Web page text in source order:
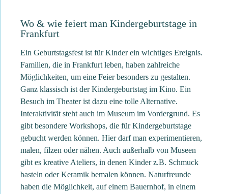
Wo & wie feiert man Kindergeburtstage in
Frankfurt
Ein Geburtstagsfest ist für Kinder ein wichtiges Ereignis.
Familien, die in Frankfurt leben, haben zahlreiche
Möglichkeiten, um eine Feier besonders zu gestalten.
Ganz klassisch ist der Kindergeburtstag im Kino. Ein
Besuch im Theater ist dazu eine tolle Alternative.
Interaktivität steht auch im Museum im Vordergrund. Es
gibt besondere Workshops, die für Kindergeburtstage
gebucht werden können. Hier darf man experimentieren,
malen, filzen oder nähen. Auch außerhalb von Museen
gibt es kreative Ateliers, in denen Kinder z.B. Schmuck
basteln oder Keramik bemalen können. Naturfreunde
haben die Möglichkeit, auf einem Bauernhof, in einem